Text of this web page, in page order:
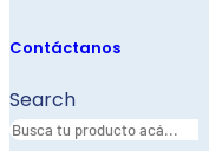
Contáctanos
Search